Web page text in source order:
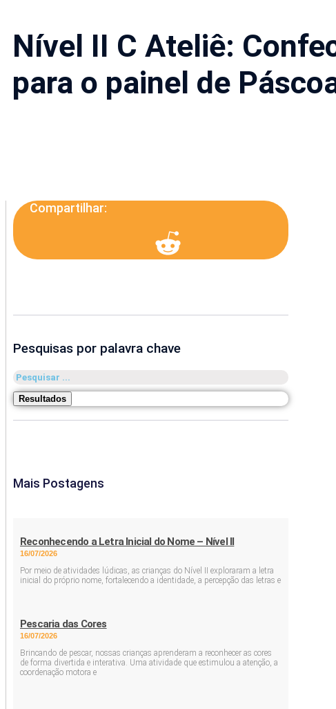
Nível II C Ateliê:
para o painel de
Compartilhar:
Pesquisas por palavra chave
Pesquisar
...
Resultados
Mais Postagens
Reconhecendo a Letra Inicial do Nome – Nível II
16/07/2026
Por meio de atividades lúdicas, as crianças do Nível II exploraram a letra
inicial do próprio nome, fortalecendo a identidade, a percepção das letras e
Pescaria das Cores
16/07/2026
Brincando de pescar, nossas crianças aprenderam a reconhecer as cores
de forma divertida e interativa. Uma atividade que estimulou a atenção, a
coordenação motora e